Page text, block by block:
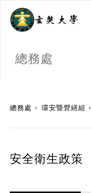
總務處
總務處 環安暨營繕組
安全衛生政策